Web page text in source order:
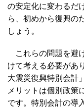
の安定化に変わるだ
ら、初めから復興の
しょう。
これらの問題を避
けて考える必要があ
大震災復興特別会計
メリットは個別政策
です。特別会計の導